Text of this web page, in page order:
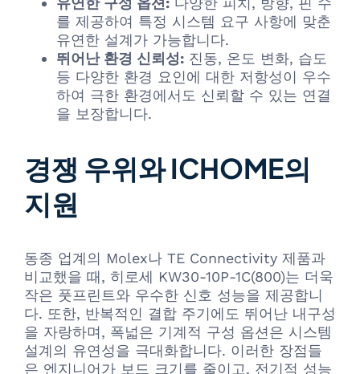
를 제공하여 특정 시스템 요구 사항에 맞춘
유연한 설계가 가능합니다.
뛰어난 환경 신뢰성: 진동, 온도 변화, 습도
등 다양한 환경 요인에 대한 저항성이 우수
하여 극한 환경에서도 신뢰할 수 있는 연결
을 보장합니다.
경쟁 우위와 ICHOME의
지원
동종 업계의 Molex나 TE Connectivity 제품과
비교했을 때, 히로세 KW30-10P-1C(800)는 더욱
작은 풋프린트와 우수한 신호 성능을 제공합니
다. 또한, 반복적인 결합 주기에도 뛰어난 내구성
을 자랑하며, 폭넓은 기계적 구성 옵션은 시스템
설계의 유연성을 극대화합니다. 이러한 장점들
은 엔지니어가 보드 크기를 줄이고, 전기적 성능